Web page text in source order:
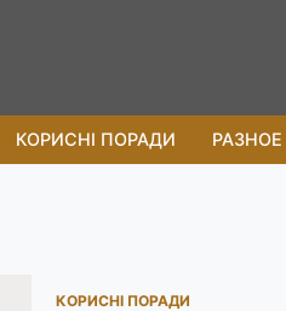
КОРИСНІ ПОРАДИ РАЗНОЕ
КОРИСНІ ПОРАДИ